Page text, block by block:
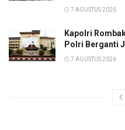
7 AGUSTUS 2026
Kapolri
Polri Berganti
7 AGUSTUS 2026